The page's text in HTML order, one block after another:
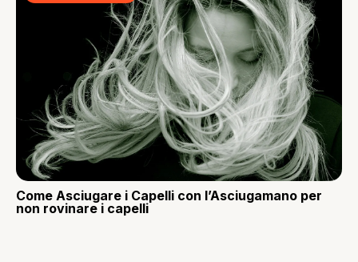
Come Asciugare i Capelli con l’Asciugamano per
non rovinare i capelli